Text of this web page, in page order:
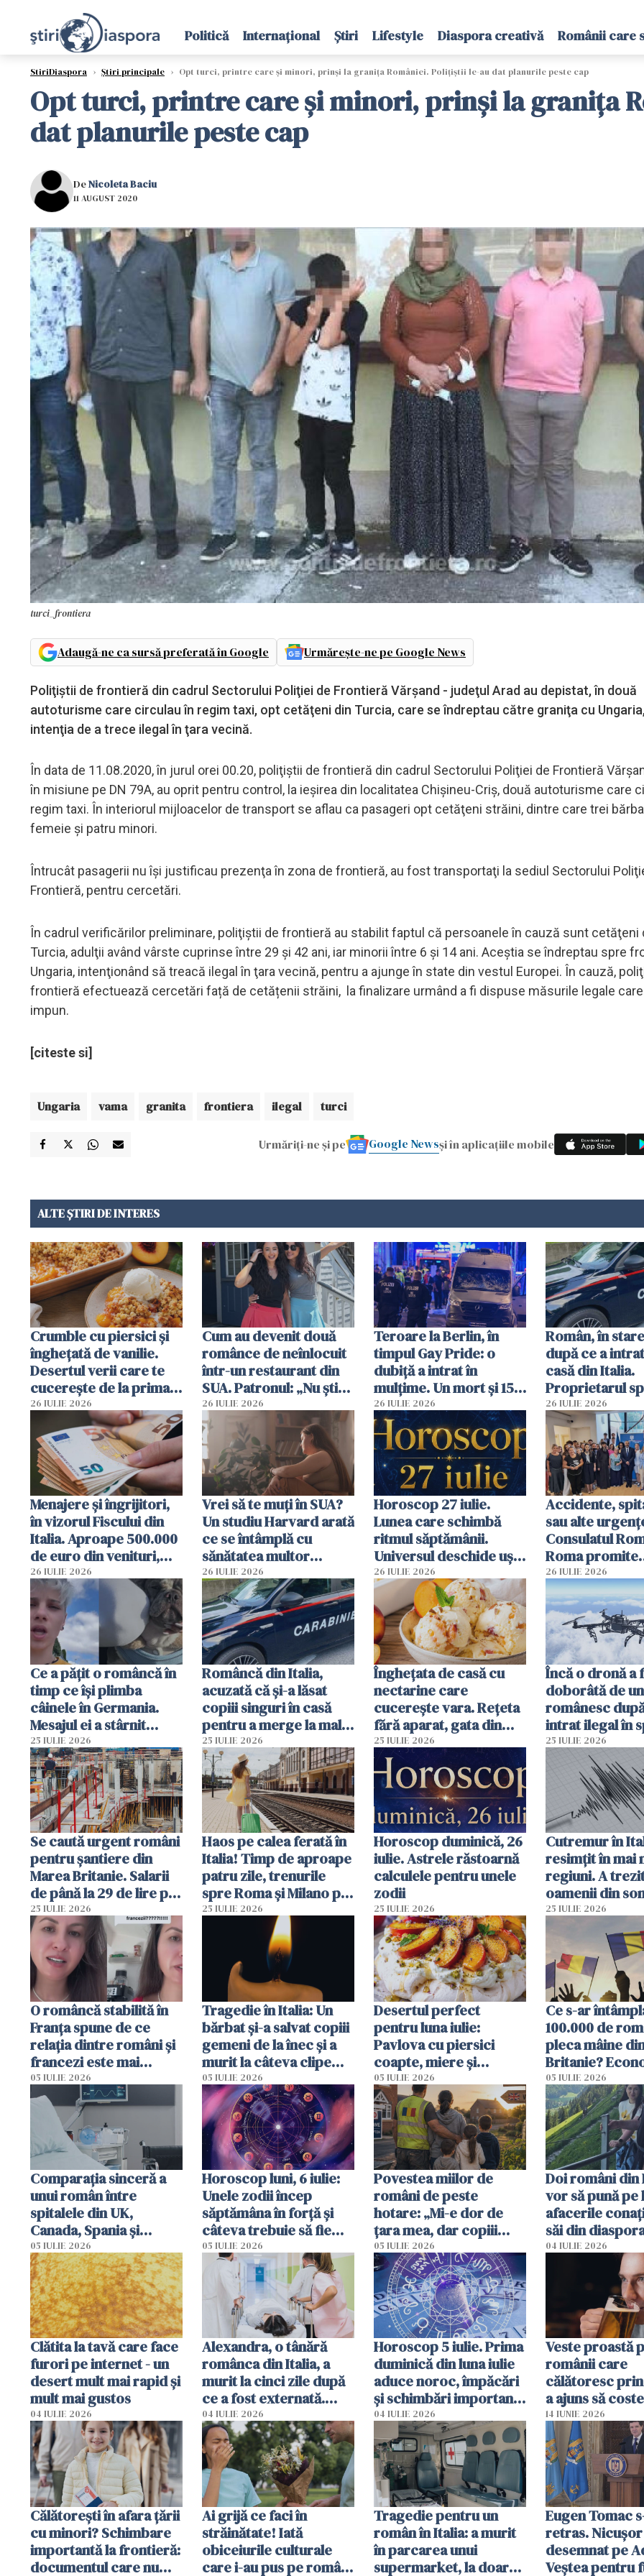
Politică Internațional Știri Lifestyle Diaspora creativă Românii care
StiriDiaspora › Știri principale › Opt turci, printre care şi minori, prinşi la graniţa României. Poliţiştii le-au dat planurile peste cap
Opt turci, printre care şi minori, prinşi la graniţa
dat planurile peste cap
DeNicoleta Baciu
11 AUGUST 2020
turci_frontiera
Adaugă-ne ca sursă preferată în Google Urmărește-ne pe Google News
Poliţiştii de frontieră din cadrul Sectorului Poliţiei de Frontieră Vărşand - judeţul Arad au depistat, în două
autoturisme care circulau în regim taxi, opt cetăţeni din Turcia, care se îndreptau către graniţa cu
intenţia de a trece ilegal în ţara vecină.
În data de 11.08.2020, în jurul orei 00.20, poliţiştii de frontieră din cadrul Sectorului Poliţiei de Frontieră
în misiune pe DN 79A, au oprit pentru control, la ieşirea din localitatea Chișineu-Criș, două autoturisme care
regim taxi. În interiorul mijloacelor de transport se aflau ca pasageri opt cetăţeni străini, dintre care trei
femeie şi patru minori.
Întrucât pasagerii nu îşi justificau prezenţa în zona de frontieră, au fost transportaţi la sediul Sectorului
Frontieră, pentru cercetări.
În cadrul verificărilor preliminare, poliţiştii de frontieră au stabilit faptul că persoanele în cauză sunt cetăţeni
Turcia, adulţii având vârste cuprinse între 29 şi 42 ani, iar minorii între 6 şi 14 ani. Aceştia se îndreptau spre
Ungaria, intenţionând să treacă ilegal în ţara vecină, pentru a ajunge în state din vestul Europei. În cauză,
frontieră efectuează cercetări față de cetățenii străini, la finalizare urmând a fi dispuse măsurile legale
impun.
[citeste si]
Ungaria vama granita frontiera ilegal turci
Urmăriți-ne și pe Google Newsși în aplicațiile mobile
ALTE ȘTIRI DE INTERES
Crumble cu piersici și
înghețată de vanilie.
Desertul verii care te
cucerește de la prima
lingură
26 IULIE 2026
Cum au devenit două
românce de neînlocuit
într-un restaurant din
SUA. Patronul: „Nu știu
ce o să mă fac fără voi”
26 IULIE 2026
Teroare la Berlin, în
timpul Gay Pride: o
dubiță a intrat în
mulțime. Un mort și 15
răniți
26 IULIE 2026
Român, în
după ce a
casă din Italia.
Proprietarul
s-a apărat cu
26 IULIE 2026
Menajere și îngrijitori,
în vizorul Fiscului din
Italia. Aproape 500.000
de euro din venituri,
ascunși de autorități
26 IULIE 2026
Vrei să te muți în SUA?
Un studiu Harvard arată
ce se întâmplă cu
sănătatea multor
imigranți
26 IULIE 2026
Horoscop 27 iulie.
Lunea care schimbă
ritmul săptămânii.
Universul deschide uși
neașteptate pentru
unele zodii
26 IULIE 2026
Accidente,
sau alte
Consulatul
Roma promite
intervenții în
de ore
26 IULIE 2026
Ce a pățit o româncă în
timp ce își plimba
câinele în Germania.
Mesajul ei a stârnit
dezbateri aprinse
25 IULIE 2026
Româncă din Italia,
acuzată că și-a lăsat
copiii singuri în casă
pentru a merge la mall.
Vecinii au dat alarma
25 IULIE 2026
Înghețata de casă cu
nectarine care
cucerește vara. Rețeta
fără aparat, gata din
câteva ingrediente
25 IULIE 2026
Încă o dronă a
doborâtă de un
românesc
intrat ilegal în
aerian al
25 IULIE 2026
Se caută urgent români
pentru șantiere din
Marea Britanie. Salarii
de până la 29 de lire pe
oră
25 IULIE 2026
Haos pe calea ferată în
Italia! Timp de aproape
patru zile, trenurile
spre Roma și Milano pot
întârzia până la 3 ore
25 IULIE 2026
Horoscop duminică, 26
iulie. Astrele răstoarnă
calculele pentru unele
zodii
25 IULIE 2026
Cutremur în
resimțit în mai
regiuni. A
oamenii din
un alt seism
o zi înainte
25 IULIE 2026
O româncă stabilită în
Franța spune de ce
relația dintre români și
francezi este mai
complicată decât pare
05 IULIE 2026
Tragedie în Italia: Un
bărbat și-a salvat copiii
gemeni de la înec și a
murit la câteva clipe
după ce i-a adus la mal
05 IULIE 2026
Desertul perfect
pentru luna iulie:
Pavlova cu piersici
coapte, miere și
lavandă
05 IULIE 2026
Ce s-ar
100.000 de
pleca mâine
Britanie?
resimți imediat
05 IULIE 2026
Comparația sinceră a
unui român între
spitalele din UK,
Canada, Spania și
România
05 IULIE 2026
Horoscop luni, 6 iulie:
Unele zodii încep
săptămâna în forță și
câteva trebuie să fie
prudente
05 IULIE 2026
Povestea miilor de
români de peste
hotare: „Mi-e dor de
țara mea, dar copiii
spun că Anglia e casa
noastră”
05 IULIE 2026
Doi români din
vor să pună pe
afacerile
săi din
ajută mai exact
04 IULIE 2026
Clătita la tavă care face
furori pe internet - un
desert mult mai rapid și
mult mai gustos
04 IULIE 2026
Alexandra, o tânără
românca din Italia, a
murit la cinci zile după
ce a fost externată.
Anchetă pentru omor
din culpă
04 IULIE 2026
Horoscop 5 iulie. Prima
duminică din luna iulie
aduce noroc, împăcări
și schimbări importante
pentru câteva zodii
04 IULIE 2026
Veste proastă
românii care
călătoresc
a ajuns să
de bere
14 IUNIE 2026
Călătorești în afara țării
cu minori? Schimbare
importantă la frontieră:
documentul care nu
Ai grijă ce faci în
străinătate! Iată
obiceiurile culturale
care i-au pus pe români
Tragedie pentru un
român în Italia: a murit
în parcarea unui
supermarket, la doar
Eugen Tomac
retras. Nicușor
desemnat pe
Veștea pentru